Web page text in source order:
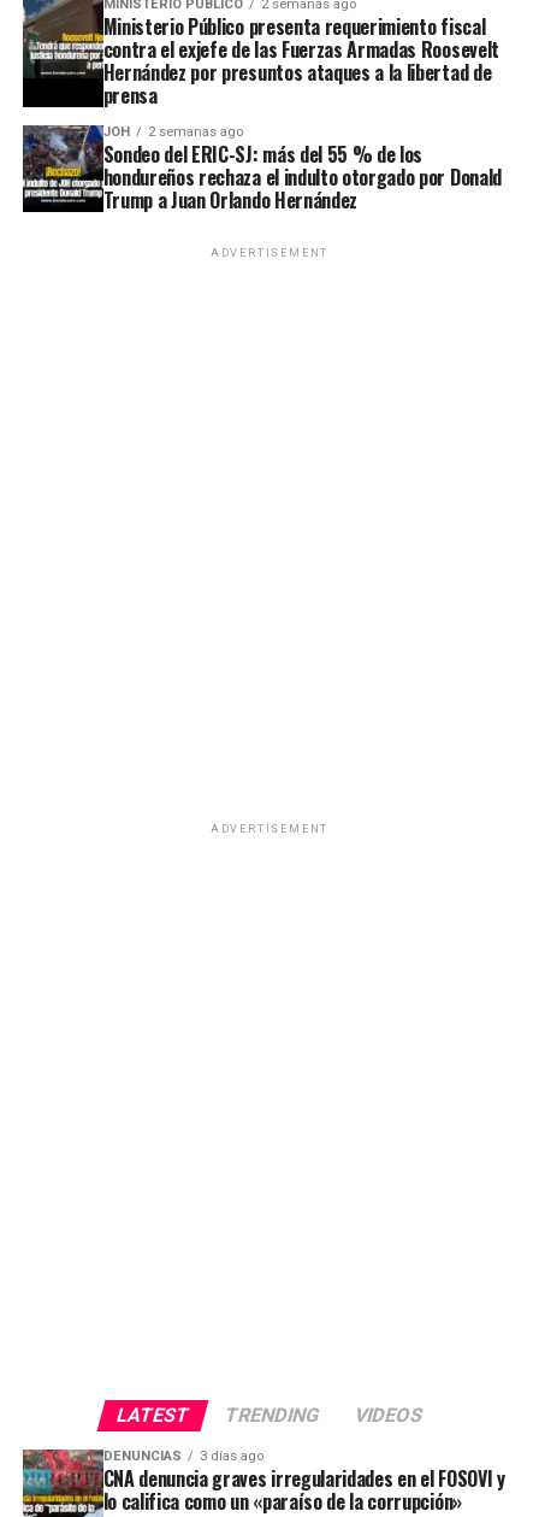
MINISTERIO PÚBLICO 2 semanas ago
Ministerio Público presenta requerimiento fiscal
contra el exjefe de las Fuerzas Armadas Roosevelt
Hernández por presuntos ataques a la libertad de
prensa
JOH 2 semanas ago
Sondeo del ERIC-SJ: más del 55 % de los
hondureños rechaza el indulto otorgado por Donald
Trump a Juan Orlando Hernández
ADVERTISEMENT
ADVERTISEMENT
LATEST TRENDING VIDEOS
DENUNCIAS 3 días ago
CNA denuncia graves irregularidades en el FOSOVI y
lo califica como un «paraíso de la corrupción»